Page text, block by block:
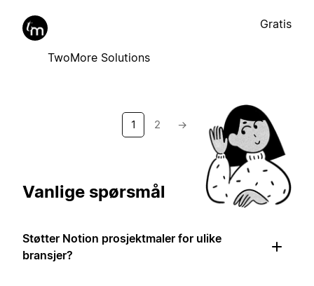
TwoMore Solutions
Gratis
1 2 →
Vanlige spørsmål
Støtter Notion prosjektmaler for ulike
bransjer?